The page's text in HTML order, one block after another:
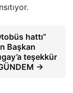
hattı”
Başkan
teşekkür
→